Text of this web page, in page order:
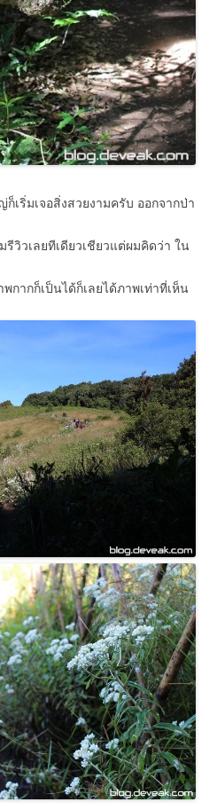
เริ่มเจอสิ่งสวยงามครับ ออกจากป่า
วิวเลยทีเดียวเชียวแต่ผมคิดว่า ใน
กากก็เป็นได้ก็เลยได้ภาพเท่าที่เห็น